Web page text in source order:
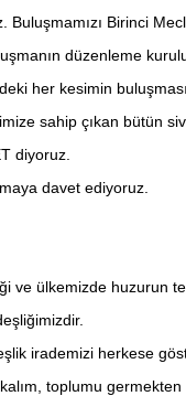
Buluşmamızı Birinci
düzenleme
her kesimin
sahip çıkan bütün
diyoruz.
davet ediyoruz.
ve ülkemizde huzurun
irademizi herkese
toplumu germekten